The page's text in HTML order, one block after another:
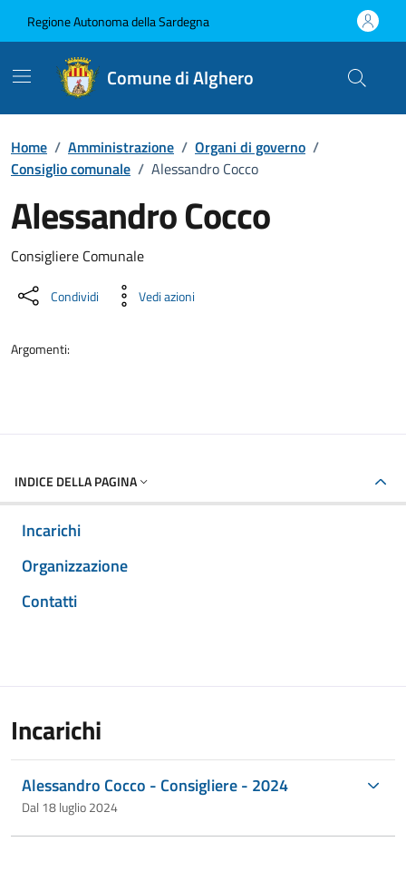
Regione Autonoma della Sardegna
Comune di Alghero
Home / Amministrazione / Organi di governo /
Consiglio comunale / Alessandro Cocco
Alessandro Cocco
Dettaglio della persona
Consigliere Comunale
Condividi Vedi azioni
Argomenti:
INDICE DELLA PAGINA
Incarichi
Organizzazione
Contatti
Incarichi
Alessandro Cocco - Consigliere - 2024
Dal 18 luglio 2024